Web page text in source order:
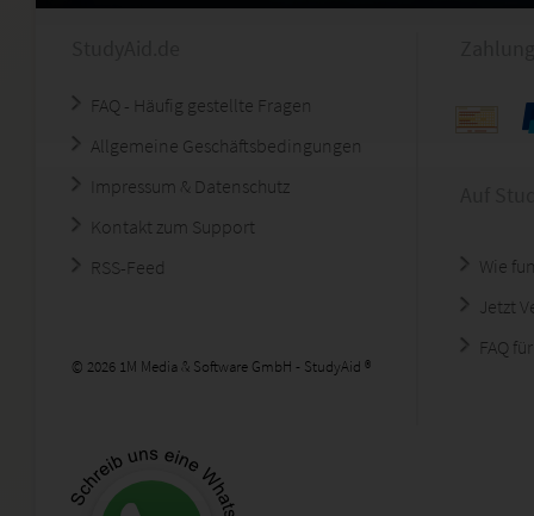
FAQ - Häufig gestellte Fragen
Allgemeine Geschäftsbedingungen
Impressum & Datenschutz
Kontakt zum Support
RSS-Feed
© 2026 1M Media & Software GmbH - StudyAid ®
Wie
Jetzt
FAQ